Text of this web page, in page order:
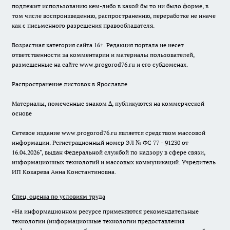
подлежит использованию кем-либо в какой бы то ни было форме, в
том числе воспроизведению, распространению, переработке не иначе
как с письменного разрешения правообладателя.
Возрастная категория сайта 16+. Редакция портала не несет
ответственности за комментарии и материалы пользователей,
размещенные на сайте www.progorod76.ru и его субдоменах.
Распространение листовок в Ярославле
Материалы, помеченные знаком ∆, публикуются на коммерческой
основе
Сетевое издание www.progorod76.ru является средством массовой
информации. Регистрационный номер ЭЛ № ФС 77 - 91230 от
16.04.2026", выдан Федеральной службой по надзору в сфере связи,
информационных технологий и массовых коммуникаций. Учредитель
ИП Кокарева Анна Константиновна.
Спец. оценка по условиям труда
«На информационном ресурсе применяются рекомендательные
технологии (информационные технологии предоставления